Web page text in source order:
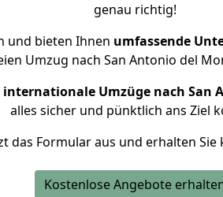
genau richtig!
und bieten Ihnen umfassende
Umzug nach San Antonio del
internationale Umzüge nach San
alles sicher und pünktlich ans Ziel
das Formular aus und erhalten
Kostenlose Angebote